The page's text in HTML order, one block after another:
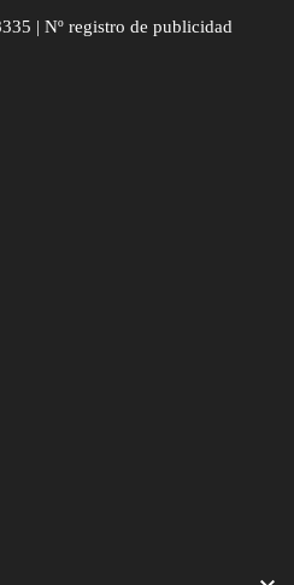
| Nº registro de publicidad